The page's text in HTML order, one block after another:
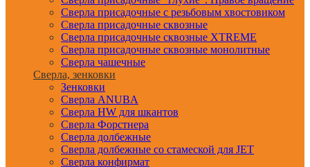
Сверла присадочные с резьбовым хвостовиком
Сверла присадочные сквозные
Сверла присадочные сквозные XTREME
Сверла присадочные сквозные монолитные
Сверла чашечные
Сверла, зенковки
Зенковки
Сверла ANUBA
Сверла HW для шкантов
Сверла Форстнера
Сверла долбежные
Сверла долбежные со стамеской для JET
Сверла конфирмат